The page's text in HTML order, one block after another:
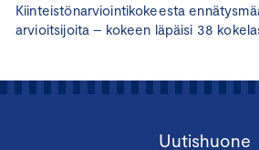
Kiinteistönarviointikokeesta
arvioitsijoita – kokeen läpäisi 38
Uutishuone